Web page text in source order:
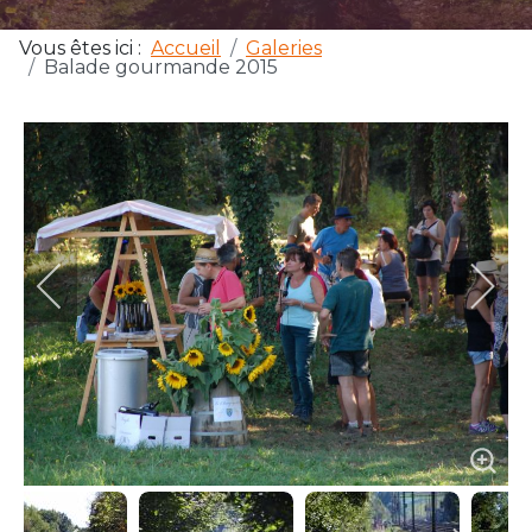
Vous êtes ici : Accueil
Galeries
Balade gourmande 2015